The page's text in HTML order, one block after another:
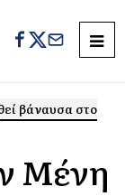
βάναυσα στο
Μένη